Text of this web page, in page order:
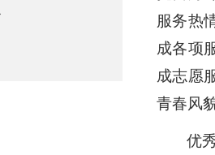
服务热
成各项
成志愿
青春风
优